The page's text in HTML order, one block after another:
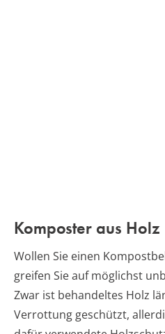
Komposter aus Holz
Wollen Sie einen
greifen Sie auf möglichst
Zwar ist behandeltes Holz
Verrottung geschützt,